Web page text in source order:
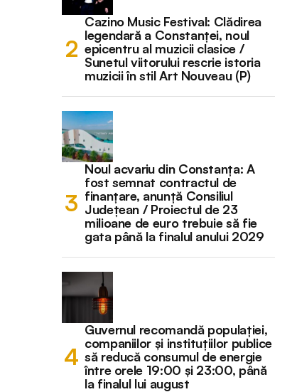
Cazino Music Festival: Clădirea
legendară a Constanței, noul
epicentru al muzicii clasice /
Sunetul viitorului rescrie istoria
muzicii în stil Art Nouveau (P)
Noul acvariu din Constanța: A
fost semnat contractul de
finanțare, anunță Consiliul
Județean / Proiectul de 23
milioane de euro trebuie să fie
gata până la finalul anului 2029
Guvernul recomandă populației,
companiilor și instituțiilor publice
să reducă consumul de energie
între orele 19:00 și 23:00, până
la finalul lui august